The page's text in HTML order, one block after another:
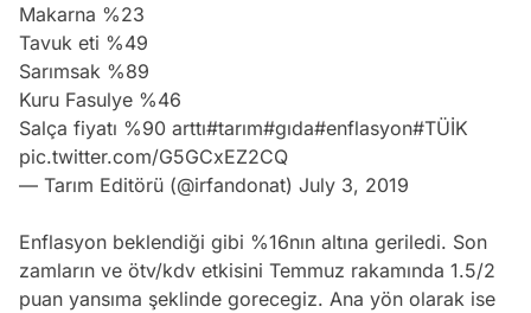
Makarna %23
Tavuk eti %49
Sarımsak %89
Kuru Fasulye %46
Salça fiyatı %90 arttı#tarım#gıda#enflasyon#TÜİK
pic.twitter.com/G5GCxEZ2CQ
— Tarım Editörü (@irfandonat) July 3, 2019
Enflasyon beklendiği gibi %16nın altına geriledi. Son
zamların ve ötv/kdv etkisini Temmuz rakamında 1.5/2
puan yansıma şeklinde gorecegiz. Ana yön olarak ise